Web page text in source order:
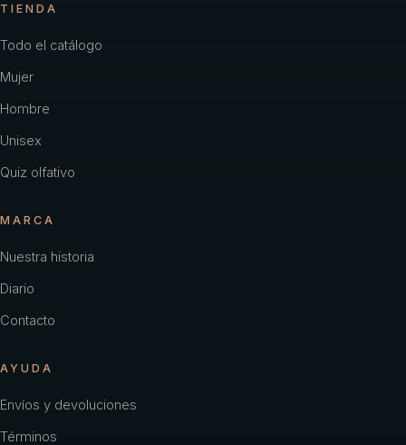
TIENDA
Todo el catálogo
Mujer
Hombre
Unisex
Quiz olfativo
MARCA
Nuestra historia
Diario
Contacto
AYUDA
Envíos y devoluciones
Términos